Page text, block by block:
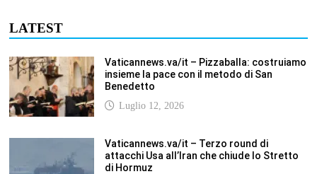
LATEST
Vaticannews.va/it – Pizzaballa: costruiamo
insieme la pace con il metodo di San
Benedetto
Luglio 12, 2026
Vaticannews.va/it – Terzo round di
attacchi Usa all’Iran che chiude lo Stretto
di Hormuz